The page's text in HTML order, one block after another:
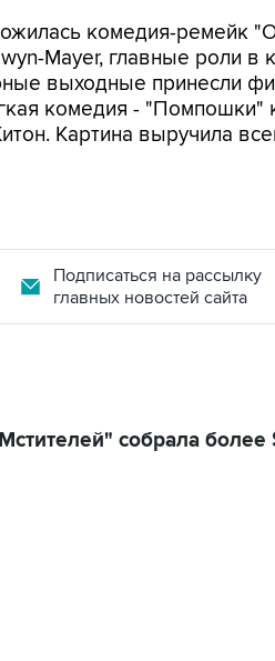
комедия-ремейк
Mayer, главные роли в
выходные принесли
комедия - "Помпошки"
Картина выручила
Подписаться на рассылку
главных новостей сайта
собрала